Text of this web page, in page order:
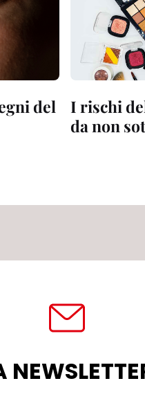
del
I rischi
da non